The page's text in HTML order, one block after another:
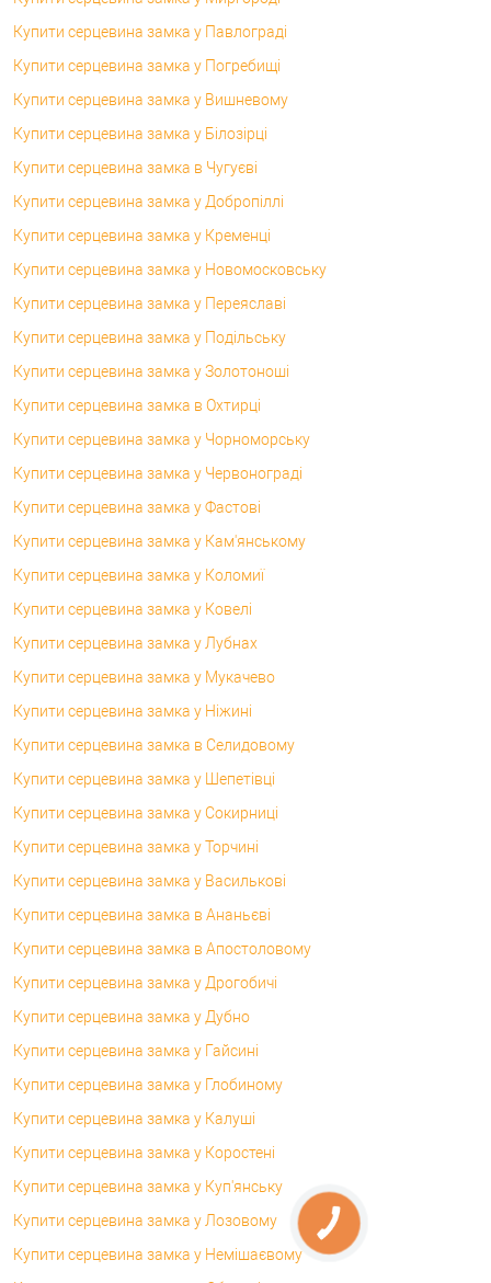
Купити серцевина замка у Павлограді
Купити серцевина замка у Погребищі
Купити серцевина замка у Вишневому
Купити серцевина замка у Білозірці
Купити серцевина замка в Чугуєві
Купити серцевина замка у Добропіллі
Купити серцевина замка у Кременці
Купити серцевина замка у Новомосковську
Купити серцевина замка у Переяславі
Купити серцевина замка у Подільську
Купити серцевина замка у Золотоноші
Купити серцевина замка в Охтирці
Купити серцевина замка у Чорноморську
Купити серцевина замка у Червонограді
Купити серцевина замка у Фастові
Купити серцевина замка у Кам'янському
Купити серцевина замка у Коломиї
Купити серцевина замка у Ковелі
Купити серцевина замка у Лубнах
Купити серцевина замка у Мукачево
Купити серцевина замка у Ніжині
Купити серцевина замка в Селидовому
Купити серцевина замка у Шепетівці
Купити серцевина замка у Сокирниці
Купити серцевина замка у Торчині
Купити серцевина замка у Василькові
Купити серцевина замка в Ананьєві
Купити серцевина замка в Апостоловому
Купити серцевина замка у Дрогобичі
Купити серцевина замка у Дубно
Купити серцевина замка у Гайсині
Купити серцевина замка у Глобиному
Купити серцевина замка у Калуші
Купити серцевина замка у Коростені
Купити серцевина замка у Куп'янську
Купити серцевина замка у Лозовому
Купити серцевина замка у Немішаєвому